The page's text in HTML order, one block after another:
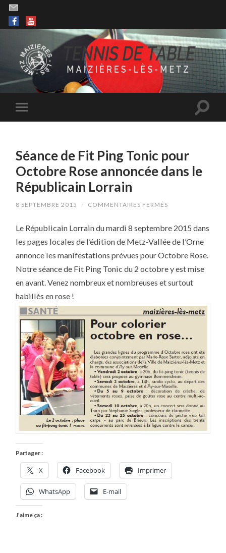
Séance de Fit Ping Tonic pour
Octobre Rose annoncée dans le
Républicain Lorrain
8 SEPTEMBRE 2015 / COMMENTAIRES FERMÉS
FIT
TONIC
OCTOBRE
ANNONCÉE
DANS
LE
Le Républicain Lorrain du mardi 8 septembre 2015 dans
les pages locales de l’édition de Metz-Vallée de l’Orne
annonce les manifestations prévues pour Octobre Rose.
Notre séance de Fit Ping Tonic du 2 octobre y est mise
en avant. Venez nombreux et nombreuses et surtout
habillés en rose !
Partager :
X Facebook Imprimer
WhatsApp E-mail
J’aime ça :